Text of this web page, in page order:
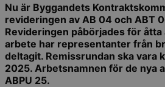
Nu är Byggandets
revideringen av AB 04 och ABT
Revideringen påbörjades för
arbete har representanter från
deltagit. Remissrundan ska vara
2025. Arbetsnamnen för de nya
ABPU 25.